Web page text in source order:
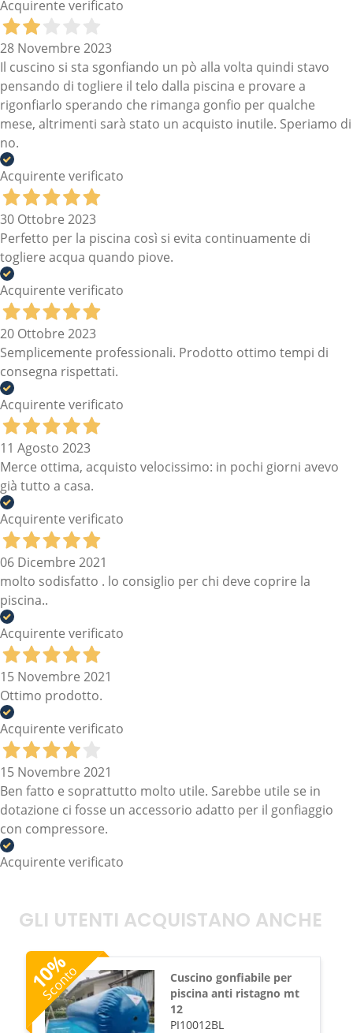
Acquirente verificato
28 Novembre 2023
Il cuscino si sta sgonfiando un pò alla volta quindi stavo
pensando di togliere il telo dalla piscina e provare a
rigonfiarlo sperando che rimanga gonfio per qualche
mese, altrimenti sarà stato un acquisto inutile. Speriamo di
no.
Acquirente verificato
30 Ottobre 2023
Perfetto per la piscina così si evita continuamente di
togliere acqua quando piove.
Acquirente verificato
20 Ottobre 2023
Semplicemente professionali. Prodotto ottimo tempi di
consegna rispettati.
Acquirente verificato
11 Agosto 2023
Merce ottima, acquisto velocissimo: in pochi giorni avevo
già tutto a casa.
Acquirente verificato
06 Dicembre 2021
molto sodisfatto . lo consiglio per chi deve coprire la
piscina..
Acquirente verificato
15 Novembre 2021
Ottimo prodotto.
Acquirente verificato
15 Novembre 2021
Ben fatto e soprattutto molto utile. Sarebbe utile se in
dotazione ci fosse un accessorio adatto per il gonfiaggio
con compressore.
Acquirente verificato
GLI UTENTI ACQUISTANO ANCHE
10
%
Sconto
Cuscino gonfiabile per
piscina anti ristagno mt
12
PI10012BL